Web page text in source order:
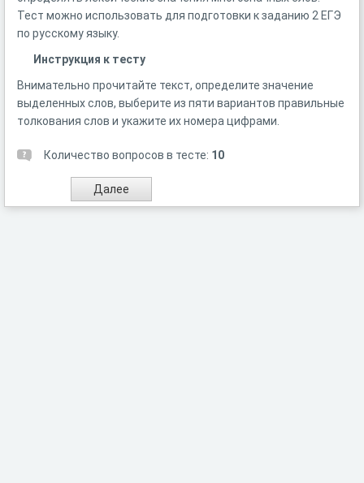
Тест можно использовать для подготовки к заданию 2 ЕГЭ
по русскому языку.
Инструкция к тесту
Внимательно прочитайте текст, определите значение
выделенных слов, выберите из пяти вариантов правильные
толкования слов и укажите их номера цифрами.
Количество вопросов в тесте: 10